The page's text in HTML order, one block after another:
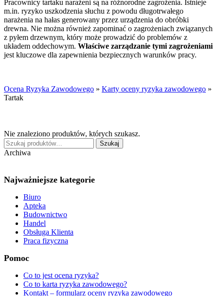
Pracownicy tartaku narażeni są na różnorodne zagrożenia. Istnieje
m.in. ryzyko uszkodzenia słuchu z powodu długotrwałego
narażenia na hałas generowany przez urządzenia do obróbki
drewna. Nie można również zapominać o zagrożeniach związanych
z pyłem drzewnym, który może prowadzić do problemów z
układem oddechowym. Właściwe zarządzanie tymi zagrożeniami
jest kluczowe dla zapewnienia bezpiecznych warunków pracy.
Ocena Ryzyka Zawodowego » Karty oceny ryzyka zawodowego »
Tartak
Nie znaleziono produktów, których szukasz.
Szukaj:
Szukaj
Archiwa
Najważniejsze kategorie
Biuro
Apteka
Budownictwo
Handel
Obsługa Klienta
Praca fizyczna
Pomoc
Co to jest ocena ryzyka?
Co to karta ryzyka zawodowego?
Kontakt – formularz oceny ryzyka zawodowego